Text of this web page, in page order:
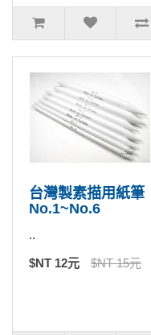
台灣製素描用紙筆
No.1~No.6
..
$NT 12元 $NT 15元